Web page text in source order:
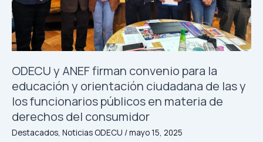
ODECU y ANEF firman convenio para la
educación y orientación ciudadana de las y
los funcionarios públicos en materia de
derechos del consumidor
Destacados, Noticias ODECU /mayo 15, 2025
ciudadana
de
las
y
funcionarios
públicos
en
de
derechos